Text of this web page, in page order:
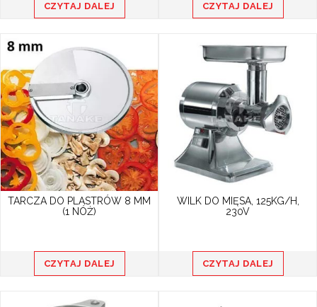
CZYTAJ DALEJ CZYTAJ DALEJ
TARCZA DO PLASTRÓW 8 MM
(1 NÓŻ)
CZYTAJ DALEJ
WILK DO MIĘSA, 125KG/H,
230V
CZYTAJ DALEJ